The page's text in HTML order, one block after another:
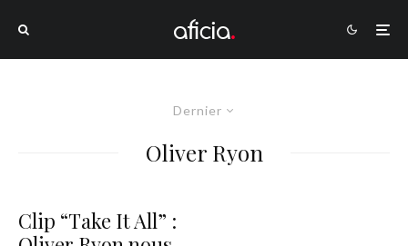
Dernier
Oliver Ryon
Clip “Take It All” :